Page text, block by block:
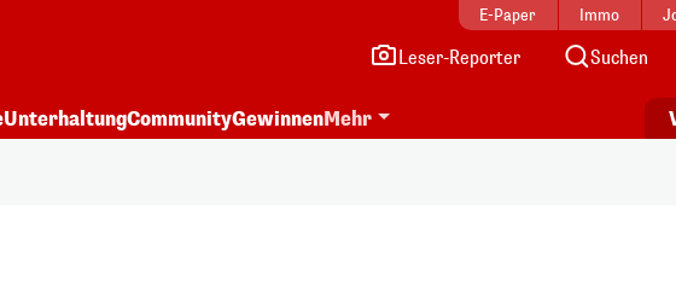
E-Paper Immo
Leser-Reporter Suchen
UnterhaltungCommunityGewinnenMehr